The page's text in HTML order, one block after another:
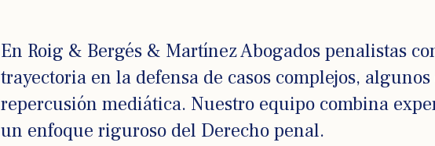
En Roig & Bergés & Martínez Abogados penalistas
trayectoria en la defensa de casos complejos,
repercusión mediática. Nuestro equipo combina
un enfoque riguroso del Derecho penal.